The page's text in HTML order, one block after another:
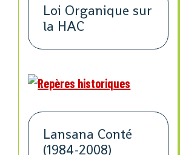
Loi Organique sur
la HAC
Lansana Conté
(1984-2008)